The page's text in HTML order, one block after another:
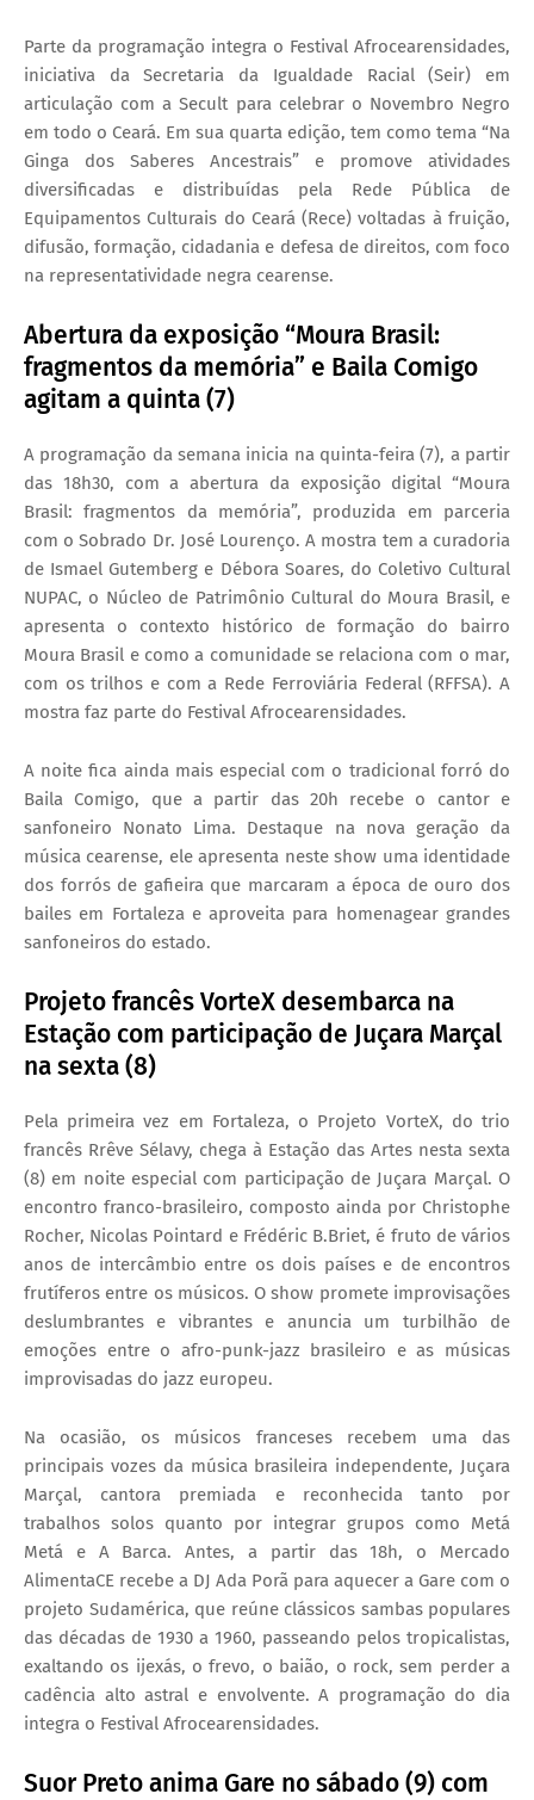
Parte da programação integra o Festival Afrocearensidades,
iniciativa da Secretaria da Igualdade Racial (Seir) em
articulação com a Secult para celebrar o Novembro Negro
em todo o Ceará. Em sua quarta edição, tem como tema “Na
Ginga dos Saberes Ancestrais” e promove atividades
diversificadas e distribuídas pela Rede Pública de
Equipamentos Culturais do Ceará (Rece) voltadas à fruição,
difusão, formação, cidadania e defesa de direitos, com foco
na representatividade negra cearense.
Abertura da exposição “Moura Brasil:
fragmentos da memória” e Baila Comigo
agitam a quinta (7)
A programação da semana inicia na quinta-feira (7), a partir
das 18h30, com a abertura da exposição digital “Moura
Brasil: fragmentos da memória”, produzida em parceria
com o Sobrado Dr. José Lourenço. A mostra tem a curadoria
de Ismael Gutemberg e Débora Soares, do Coletivo Cultural
NUPAC, o Núcleo de Patrimônio Cultural do Moura Brasil, e
apresenta o contexto histórico de formação do bairro
Moura Brasil e como a comunidade se relaciona com o mar,
com os trilhos e com a Rede Ferroviária Federal (RFFSA). A
mostra faz parte do Festival Afrocearensidades.
A noite fica ainda mais especial com o tradicional forró do
Baila Comigo, que a partir das 20h recebe o cantor e
sanfoneiro Nonato Lima. Destaque na nova geração da
música cearense, ele apresenta neste show uma identidade
dos forrós de gafieira que marcaram a época de ouro dos
bailes em Fortaleza e aproveita para homenagear grandes
sanfoneiros do estado.
Projeto francês VorteX desembarca na
Estação com participação de Juçara Marçal
na sexta (8)
Pela primeira vez em Fortaleza, o Projeto VorteX, do trio
francês Rrêve Sélavy, chega à Estação das Artes nesta sexta
(8) em noite especial com participação de Juçara Marçal. O
encontro franco-brasileiro, composto ainda por Christophe
Rocher, Nicolas Pointard e Frédéric B.Briet, é fruto de vários
anos de intercâmbio entre os dois países e de encontros
frutíferos entre os músicos. O show promete improvisações
deslumbrantes e vibrantes e anuncia um turbilhão de
emoções entre o afro-punk-jazz brasileiro e as músicas
improvisadas do jazz europeu.
Na ocasião, os músicos franceses recebem uma das
principais vozes da música brasileira independente, Juçara
Marçal, cantora premiada e reconhecida tanto por
trabalhos solos quanto por integrar grupos como Metá
Metá e A Barca. Antes, a partir das 18h, o Mercado
AlimentaCE recebe a DJ Ada Porã para aquecer a Gare com o
projeto Sudamérica, que reúne clássicos sambas populares
das décadas de 1930 a 1960, passeando pelos tropicalistas,
exaltando os ijexás, o frevo, o baião, o rock, sem perder a
cadência alto astral e envolvente. A programação do dia
integra o Festival Afrocearensidades.
Suor Preto anima Gare no sábado (9) com